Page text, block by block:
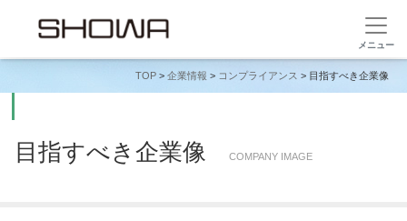
TOP > 企業情報 > コンプライアンス > 目指すべき企業像
目指すべき企業像 COMPANY IMAGE